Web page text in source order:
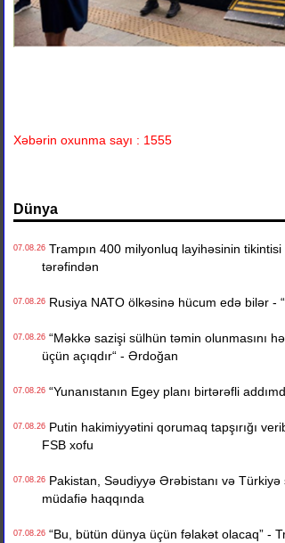
Xəbərin oxunma sayı : 1555
Dünya
07.08.26Trampın 400 milyonluq layihəsinin tikintisi
tərəfindən
07.08.26Rusiya NATO ölkəsinə hücum edə bilər -
07.08.26“Məkkə sazişi sülhün təmin olunmasını
üçün açıqdır“ - Ərdoğan
07.08.26“Yunanıstanın Egey planı birtərəfli
07.08.26Putin hakimiyyətini qorumaq tapşırığı
FSB xofu
07.08.26Pakistan, Səudiyyə Ərəbistanı və Türkiyə
müdafiə haqqında
07.08.26“Bu, bütün dünya üçün fəlakət olacaq” -